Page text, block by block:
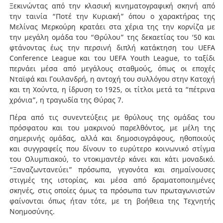
Ξεκινώντας από την κλασική κινηματογραφική σκηνή από
την ταινία “Ποτέ την Κυριακή” όπου ο χαρακτήρας της
Μελίνας Μερκούρη κρατάει στα χέρια της την κορνίζα με
την μεγάλη ομάδα του “Θρύλου” της δεκαετίας του ‘50 και
φτάνοντας έως την περσινή διπλή κατάκτηση του UEFA
Conference League και του UEFA Youth League, το ταξίδι
περνάει μέσα από μεγάλους σταθμούς, όπως οι εποχές
Νταϊφά και Γουλανδρή, η αντοχή του συλλόγου στην Κατοχή
και τη Χούντα, η ίδρυση το 1925, οι τίτλοι μετά τα “πέτρινα
χρόνια”, η τραγωδία της Θύρας 7.
Πέρα από τις συνεντεύξεις με θρύλους της ομάδας του
πρόσφατου και του μακρινού παρελθόντος, με μέλη της
σημερινής ομάδας, αλλά και δημοσιογράφους, ηθοποιούς
και συγγραφείς που δίνουν το ευρύτερο κοινωνικό στίγμα
του Ολυμπιακού, το ντοκιμαντέρ κάνει και κάτι μοναδικό.
“Ξαναζωντανεύει” πρόσωπα, γεγονότα και σημαίνουσες
στιγμές της ιστορίας, και μέσα από δραματοποιημένες
σκηνές, στις οποίες όμως τα πρόσωπα των πρωταγωνιστών
φαίνονται όπως ήταν τότε, με τη βοήθεια της Τεχνητής
Νοημοσύνης.